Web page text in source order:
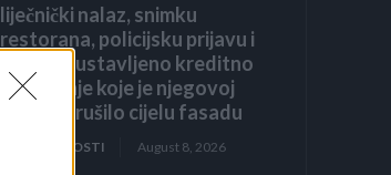
liječnički nalaz, snimku
restorana, policijsku prijavu i
jedno zaustavljeno kreditno
odobrenje koje je njegovoj
obitelji srušilo cijelu fasadu
ZANIMLJIVOSTI August 8, 2026